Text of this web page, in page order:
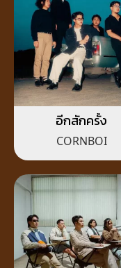
อีกสักครั้ง
CORNBOI